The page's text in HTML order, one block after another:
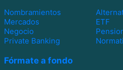
Nombramientos
Mercados
ETF
Negocio
Private Banking
Fórmate a fondo